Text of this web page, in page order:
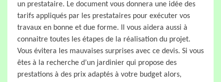
un prestataire. Le document vous donnera une idée des
tarifs appliqués par les prestataires pour exécuter vos
travaux en bonne et due forme. Il vous aidera aussi à
connaitre toutes les étapes de la réalisation du projet.
Vous évitera les mauvaises surprises avec ce devis. Si vous
êtes à la recherche d’un jardinier qui propose des
prestations à des prix adaptés à votre budget alors,